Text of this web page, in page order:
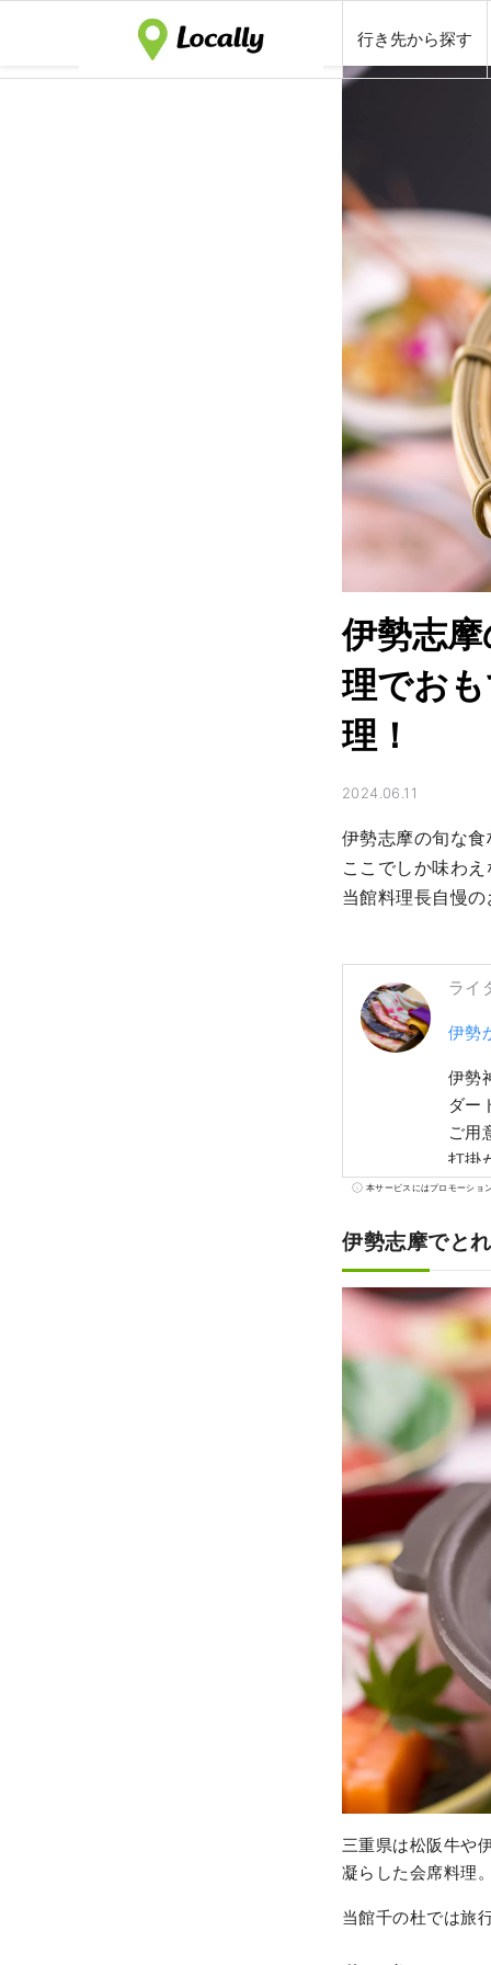
行き先から探す
伊勢志
理でお
理！
2024.06.11
伊勢志摩の旬な
ここでしか味わ
当館料理長自慢
ライ
伊勢
伊勢
ダー
ご用
打掛
ビリ
本サービスにはプロモーショ
伊勢志摩でと
三重県は松阪牛や
凝らした会席料理
当館千の杜では旅